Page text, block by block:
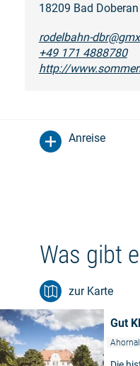
18209 Bad Doberan
rodelbahn-
+49 171 4888780
http://
Anreise
Was gibt
zur Karte
Gut